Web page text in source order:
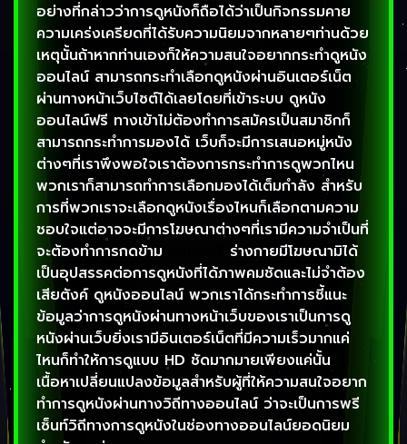
อย่างที่กล่าวว่าการดูหนังก็ถือได้ว่าเป็นกิจกรรมคาย
ความเคร่งเครียดที่ได้รับความนิยมจากหลายๆท่านด้วย
เหตุนั้นถ้าหากท่านเองก็ให้ความสนใจอยากกระทำดูหนัง
ออนไลน์ สามารถกระทำเลือกดูหนังผ่านอินเตอร์เน็ต
ผ่านทางหน้าเว็บไซต์ได้เลยโดยที่เข้าระบบ ดูหนัง
ออนไลน์ฟรี ทางเข้าไม่ต้องทำการสมัครเป็นสมาชิกก็
สามารถกระทำการมองได้ เว็บก็จะมีการเสนอหมู่หนัง
ต่างๆที่เราพึงพอใจเราต้องการกระทำการดูพวกไหน
พวกเราก็สามารถทำการเลือกมองได้เต็มกำลัง สำหรับ
การที่พวกเราจะเลือกดูหนังเรื่องไหนก็เลือกตามความ
ชอบใจแต่อาจจะมีการโฆษณาต่างๆที่เรามีความจำเป็นที่
จะต้องทำการกดข้าม
ร่างกายมีโฆษณามิได้
เป็นอุปสรรคต่อการดูหนังที่ได้ภาพคมชัดและไม่จำต้อง
เสียตังค์ ดูหนังออนไลน์ พวกเราได้กระทำการชี้แนะ
ข้อมูลว่าการดูหนังผ่านทางหน้าเว็บของเราเป็นการดู
หนังผ่านเว็บยิ่งเรามีอินเตอร์เน็ตที่มีความเร็วมากแค่
ไหนก็ทำให้การดูแบบ HD ชัดมากมายเพียงแค่นั้น
เนื้อหาเปลี่ยนแปลงข้อมูลสำหรับผู้ที่ให้ความสนใจอยาก
ทำการดูหนังผ่านทางวิถีทางออนไลน์ ว่าจะเป็นการพรี
เซ็นท์วิถีทางการดูหนังในช่องทางออนไลน์ยอดนิยม